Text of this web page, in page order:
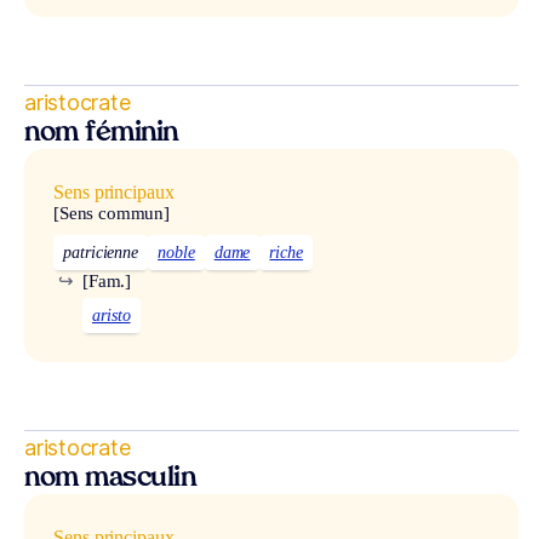
aristocrate
nom féminin
Sens principaux
[Sens commun]
patricienne noble dame riche
[Fam.]
↪
aristo
aristocrate
nom masculin